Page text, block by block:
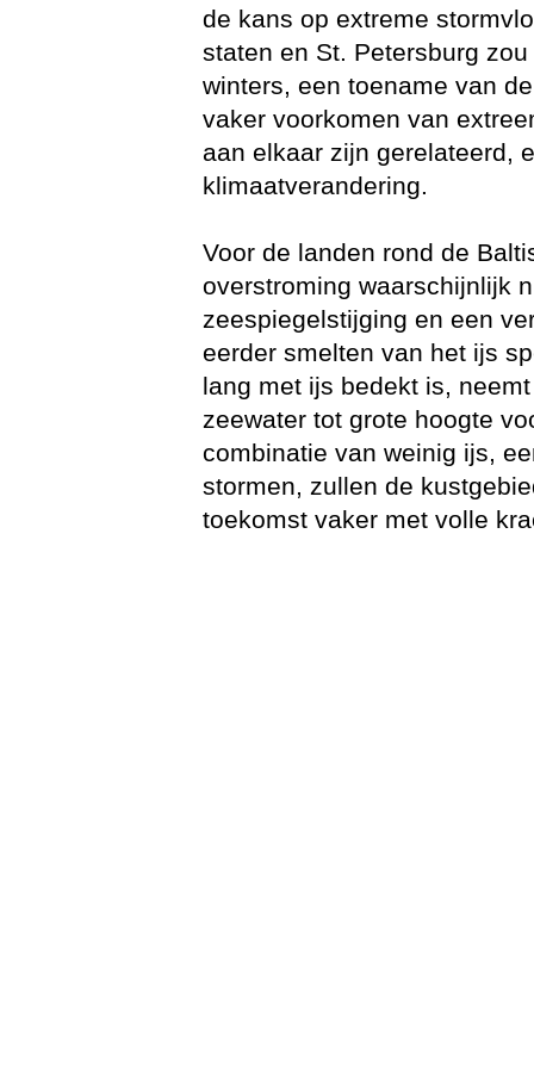
de kans op extreme
staten en St. Petersburg
winters, een toename van
vaker voorkomen van
aan elkaar zijn gerelateerd,
klimaatverandering.
Voor de landen rond de
overstroming waarschijnlijk
zeespiegelstijging en een
eerder smelten van het ijs
lang met ijs bedekt is,
zeewater tot grote hoogte
combinatie van weinig ijs,
stormen, zullen de
toekomst vaker met volle